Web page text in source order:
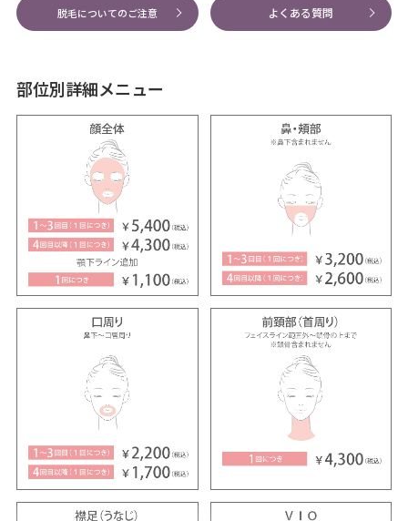
脱毛についてのご注意 よくある質問
部位別詳細メニュー